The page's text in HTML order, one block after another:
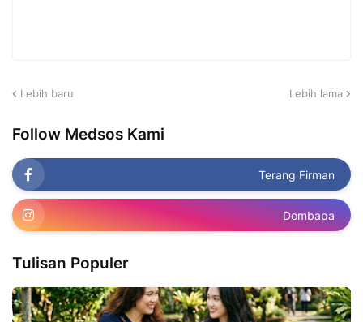
Lebih baru Lebih lama
Follow Medsos Kami
Terang Firman
Dombapa
Tulisan Populer